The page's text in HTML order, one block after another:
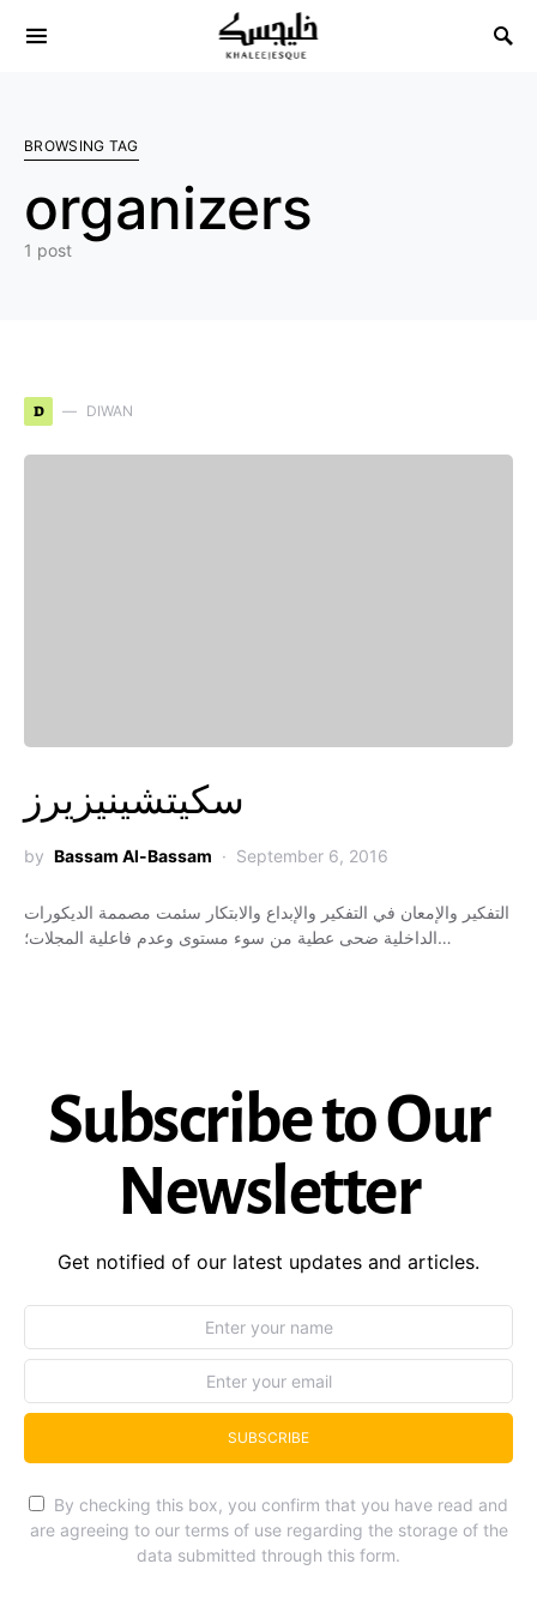
Search for:
BROWSING TAG
organizers
1 post
D DIWAN
سكيتشينيزيرز
by Bassam Al-Bassam September 6, 2016
التفكير والإمعان في التفكير والإبداع والابتكار سئمت مصممة الديكورات
الداخلية ضحى عطية من سوء مستوى وعدم فاعلية المجلات؛…
Subscribe to Our
Newsletter
Get notified of our latest updates and articles.
SUBSCRIBE
By checking this box, you confirm that you have read and
are agreeing to our terms of use regarding the storage of the
data submitted through this form.